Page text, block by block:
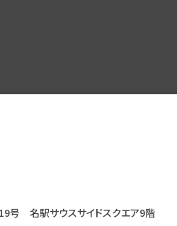
号 名駅サウスサイドスクエア9階